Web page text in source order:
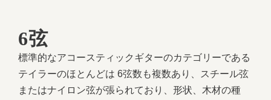
6弦
標準的なアコースティックギターのカテゴリーである
テイラーのほとんどは 6弦数も複数あり、スチール弦
またはナイロン弦が張られており、形状、木材の種